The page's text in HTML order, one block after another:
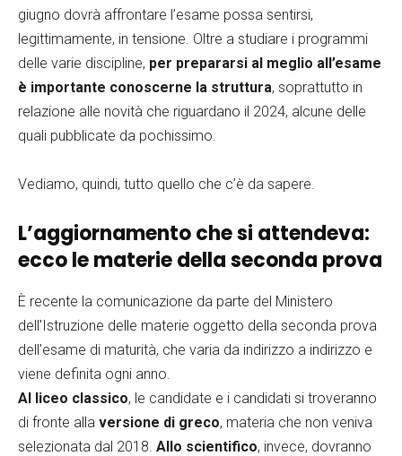
giugno dovrà affrontare l’esame possa sentirsi,
legittimamente, in tensione. Oltre a studiare i programmi
delle varie discipline, per prepararsi al meglio all’esame
è importante conoscerne la struttura, soprattutto in
relazione alle novità che riguardano il 2024, alcune delle
quali pubblicate da pochissimo.
Vediamo, quindi, tutto quello che c’è da sapere.
L’aggiornamento che si attendeva:
ecco le materie della seconda prova
È recente la comunicazione da parte del Ministero
dell’Istruzione delle materie oggetto della seconda prova
dell’esame di maturità, che varia da indirizzo a indirizzo e
viene definita ogni anno.
Al liceo classico, le candidate e i candidati si troveranno
di fronte alla versione di greco, materia che non veniva
selezionata dal 2018. Allo scientifico, invece, dovranno